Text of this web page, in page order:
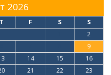
2026
T F S S
2
9
14 15
16
21 22
23